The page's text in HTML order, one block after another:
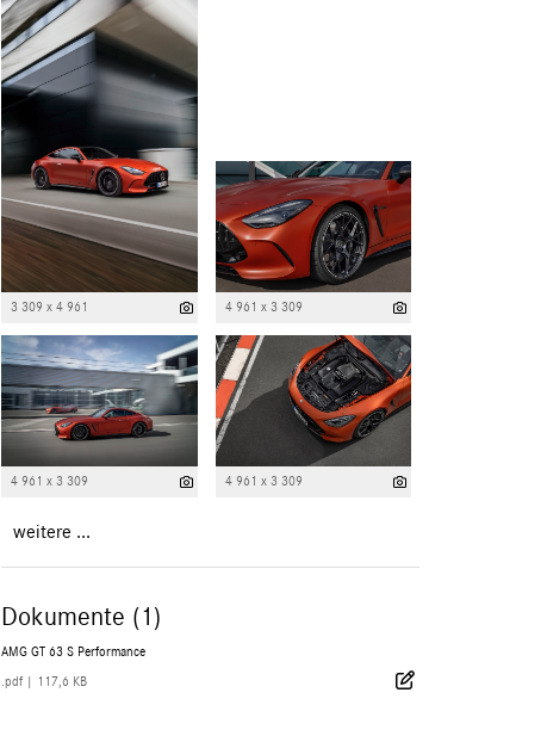
3 309 x 4 961 4 961 x 3 309
4 961 x 3 309 4 961 x 3 309
weitere ...
Dokumente (1)
AMG GT 63 S Performance
.pdf 117,6 KB